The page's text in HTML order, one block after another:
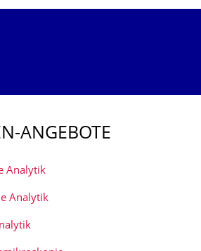
ANGEBOTE
Analytik
Analytik